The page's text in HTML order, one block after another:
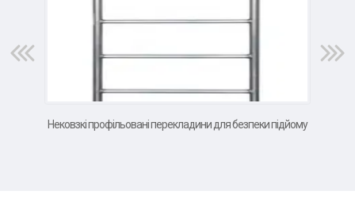
Нековзкі профільовані перекладини для безпеки підйому